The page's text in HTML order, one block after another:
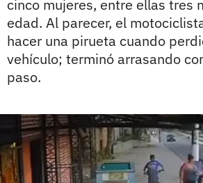
cinco mujeres, entre ellas tres
edad. Al parecer, el
hacer una pirueta cuando
vehículo; terminó arrasando
paso.